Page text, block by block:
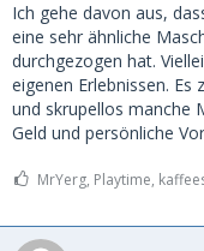
Ich gehe davon aus,
eine sehr ähnliche
durchgezogen hat.
eigenen Erlebnissen.
und skrupellos manche
Geld und persönliche
MrYerg, Playtime,